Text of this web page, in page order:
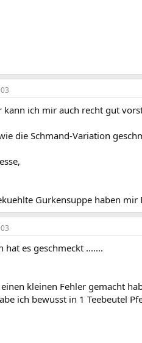
kann ich mir auch recht gut
die Schmand-Variation
Gurkensuppe haben
hat es geschmeckt .......
kleinen Fehler gemacht
ich bewusst in 1 Teebeutel